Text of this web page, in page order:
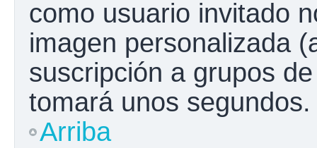
como usuario invitado
imagen personalizada
suscripción a grupos
tomará unos
Arriba